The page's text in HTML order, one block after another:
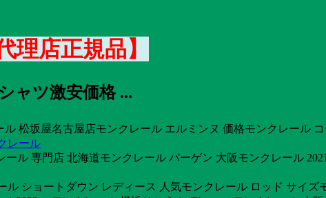
店正規品】
ャツ激安価格 ...
松坂屋名古屋店モンクレール エルミンヌ 価格モンクレール
レール
ル 専門店 北海道モンクレール バーゲン 大阪モンクレール
ショートダウン レディース 人気モンクレール ロッド サイ